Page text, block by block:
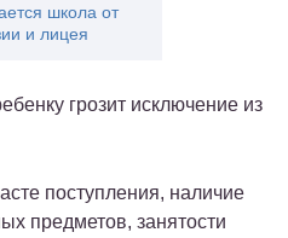
школа от
и лицея
грозит исключение из
поступления, наличие
предметов, занятости